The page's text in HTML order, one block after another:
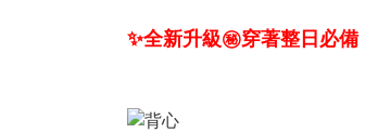
✨全新升級㊙️穿著整日必備